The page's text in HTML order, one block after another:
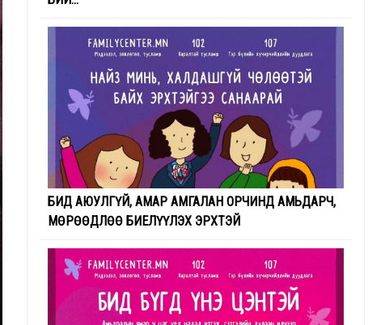
БИД АЮУЛГҮЙ, АМАР АМГАЛАН ОРЧИНД АМЬДАРЧ,
МӨРӨӨДЛӨӨ БИЕЛҮҮЛЭХ ЭРХТЭЙ